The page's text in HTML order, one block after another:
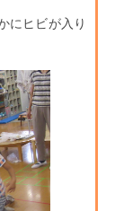
にヒビが入り